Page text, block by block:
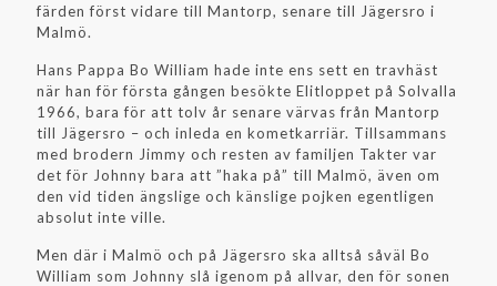
färden först vidare till Mantorp, senare till Jägersro i
Malmö.
Hans Pappa Bo William hade inte ens sett en travhäst
när han för första gången besökte Elitloppet på Solvalla
1966, bara för att tolv år senare värvas från Mantorp
till Jägersro – och inleda en kometkarriär. Tillsammans
med brodern Jimmy och resten av familjen Takter var
det för Johnny bara att ”haka på” till Malmö, även om
den vid tiden ängslige och känslige pojken egentligen
absolut inte ville.
Men där i Malmö och på Jägersro ska alltså såväl Bo
William som Johnny slå igenom på allvar, den för sonen